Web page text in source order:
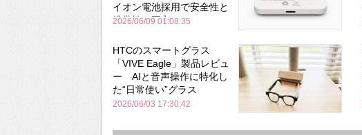
イオン電池採用で安全性と
携帯性を両立
2026/06/09 01:08:35
HTCのスマートグラス
「VIVE Eagle」製品レビュ
ー AIと音声操作に特化し
た“日常使い”グラス
2026/06/03 17:30:42